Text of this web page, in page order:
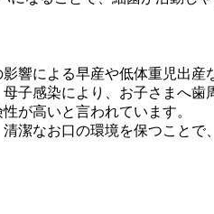
響による早産や低体重児出
子感染により、お子さまへ
が高いと言われています。
潔なお口の環境を保つことで